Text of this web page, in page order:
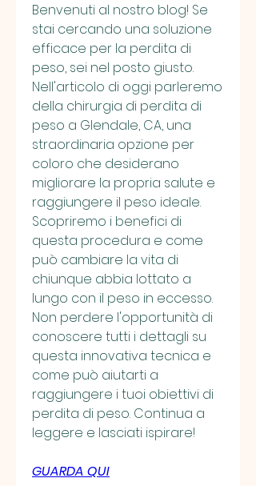
Benvenuti al nostro blog! Se
stai cercando una soluzione
efficace per la perdita di
peso, sei nel posto giusto.
Nell'articolo di oggi parleremo
della chirurgia di perdita di
peso a Glendale, CA, una
straordinaria opzione per
coloro che desiderano
migliorare la propria salute e
raggiungere il peso ideale.
Scopriremo i benefici di
questa procedura e come
può cambiare la vita di
chiunque abbia lottato a
lungo con il peso in eccesso.
Non perdere l'opportunità di
conoscere tutti i dettagli su
questa innovativa tecnica e
come può aiutarti a
raggiungere i tuoi obiettivi di
perdita di peso. Continua a
leggere e lasciati ispirare!
GUARDA QUI